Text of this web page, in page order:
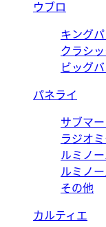
ウブロ
キング
クラシ
ビッグ
パネライ
サブマ
ラジオ
ルミノ
ルミノ
その他
カルティエ